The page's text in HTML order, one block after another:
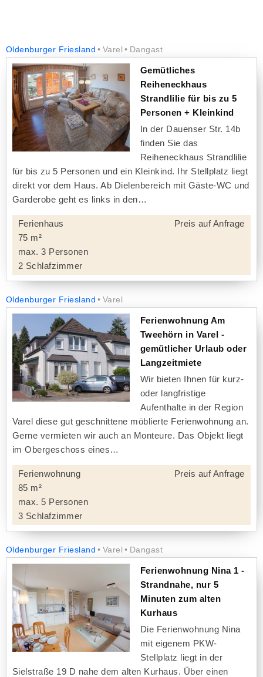
Oldenburger Friesland Varel Dangast
Gemütliches
Reiheneckhaus
Strandlilie für bis zu 5
Personen + Kleinkind
In der Dauenser Str. 14b
finden Sie das
Reiheneckhaus Strandlilie
für bis zu 5 Personen und ein Kleinkind. Ihr Stellplatz liegt
direkt vor dem Haus. Ab Dielenbereich mit Gäste-WC und
Garderobe geht es links in den
Ferienhaus
75 m²
max. 3 Personen
2 Schlafzimmer
Preis auf Anfrage
Oldenburger Friesland Varel
Ferienwohnung Am
Tweehörn in Varel -
gemütlicher Urlaub oder
Langzeitmiete
Wir bieten Ihnen für kurz-
oder langfristige
Aufenthalte in der Region
Varel diese gut geschnittene möblierte Ferienwohnung an.
Gerne vermieten wir auch an Monteure. Das Objekt liegt
im Obergeschoss eines
Ferienwohnung
85 m²
max. 5 Personen
3 Schlafzimmer
Preis auf Anfrage
Oldenburger Friesland Varel Dangast
Ferienwohnung Nina 1 -
Strandnahe, nur 5
Minuten zum alten
Kurhaus
Die Ferienwohnung Nina
mit eigenem PKW-
Stellplatz liegt in der
Sielstraße 19 D nahe dem alten Kurhaus. Über einen